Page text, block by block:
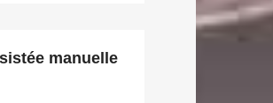
manuelle